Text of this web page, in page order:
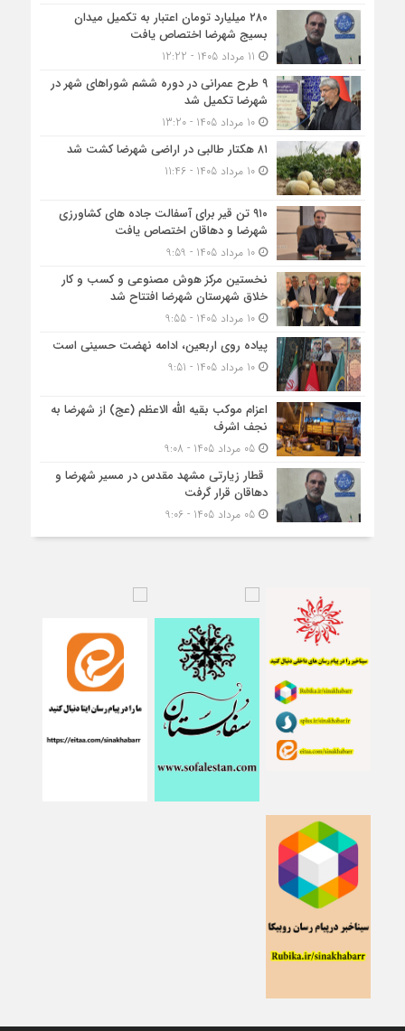
۲۸۰ میلیارد تومان اعتبار به تکمیل میدان
بسیج شهرضا اختصاص یافت
۹ طرح عمرانی در دوره ششم شوراهای شهر در
شهرضا تکمیل شد
10 مرداد 1405 - 13:20
۸۱ هکتار طالبی در اراضی شهرضا کشت شد
10 مرداد 1405 - 11:46
۹۱۰ تن قیر برای آسفالت جاده های کشاورزی
شهرضا و دهاقان اختصاص یافت
10 مرداد 1405 - 9:59
نخستین مرکز هوش مصنوعی و کسب‌ و کار
خلاق شهرستان شهرضا افتتاح شد
10 مرداد 1405 - 9:55
پیاده روی اربعین، ادامه نهضت حسینی است
10 مرداد 1405 - 9:51
اعزام موکب بقیه الله الاعظم (عج) از شهرضا به
نجف اشرف
05 مرداد 1405 - 9:08
قطار زیارتی مشهد مقدس در مسیر شهرضا و
دهاقان قرار گرفت
05 مرداد 1405 - 9:06